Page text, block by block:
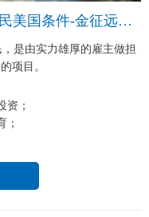
美国EB3移民费用/条件/流程_移民美国条件-金征远皇家移民中介
是由实力雄厚的雇主做担
项目。
资；
；